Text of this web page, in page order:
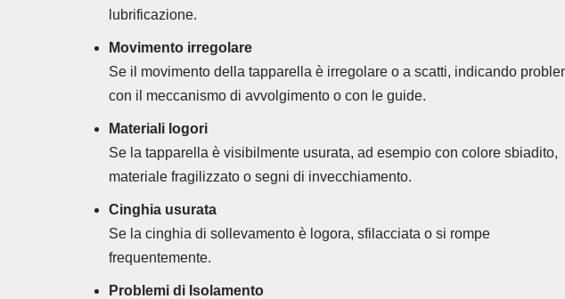
lubrificazione.
Movimento irregolare
Se il movimento della tapparella è irregolare o a scatti, indicando
con il meccanismo di avvolgimento o con le guide.
Materiali logori
Se la tapparella è visibilmente usurata, ad esempio con colore sbiadito,
materiale fragilizzato o segni di invecchiamento.
Cinghia usurata
Se la cinghia di sollevamento è logora, sfilacciata o si rompe
frequentemente.
Problemi di Isolamento